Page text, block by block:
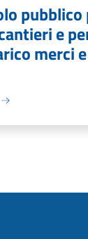
pubblico
e
merci